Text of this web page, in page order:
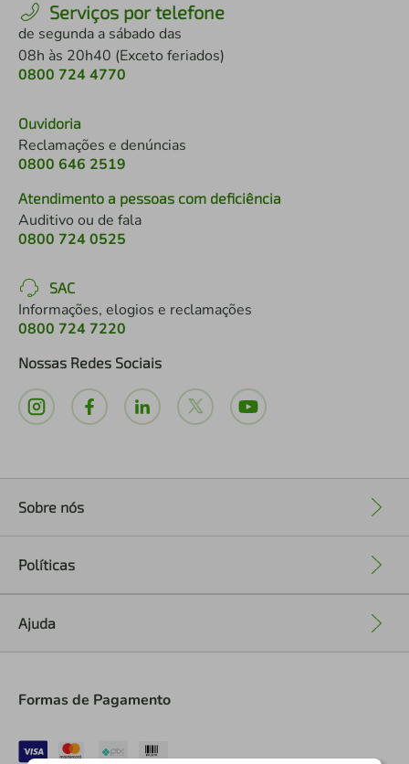
Serviços por telefone
de segunda a sábado das
08h às 20h40 (Exceto feriados)
0800 724 4770
Ouvidoria
Reclamações e denúncias
0800 646 2519
Atendimento a pessoas com deficiência
Auditivo ou de fala
0800 724 0525
SAC
Informações, elogios e reclamações
0800 724 7220
Nossas Redes Sociais
Sobre nós
Políticas
Ajuda
Formas de Pagamento